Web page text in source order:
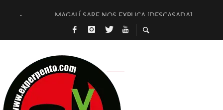
MAGALÍ SARE NOS EXPLICA [DESCASADA]
«NO TENGO PUTOS SUEÑOS»
[LA BOLA NEGRA] DE JAVIER CALVO Y JAVIER AMBROSSI
OSLO OVNIES LLEGAN CORRIENDO A ARANDA
FÉLIX CALVO NOS PRESENTA [LAS PALMERAS] (NOVELA